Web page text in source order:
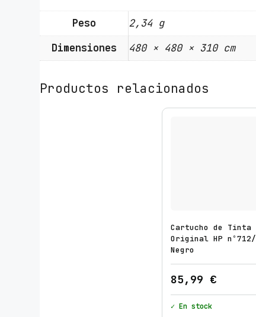
Peso
2,34 g
Dimensiones
480 × 480 × 310 cm
Productos relacionados
Cartucho de Tinta
Original HP nº712/
Negro
85,99 €
✓ En stock